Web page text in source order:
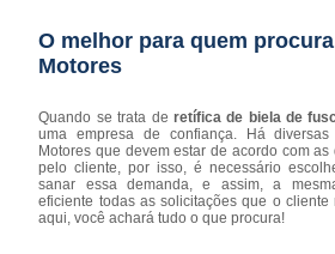
O melhor para quem
Motores
Quando se trata de retífica de biela de
uma empresa de confiança. Há
Motores que devem estar de acordo com
pelo cliente, por isso, é necessário
sanar essa demanda, e assim, a
eficiente todas as solicitações que o cliente
aqui, você achará tudo o que procura!